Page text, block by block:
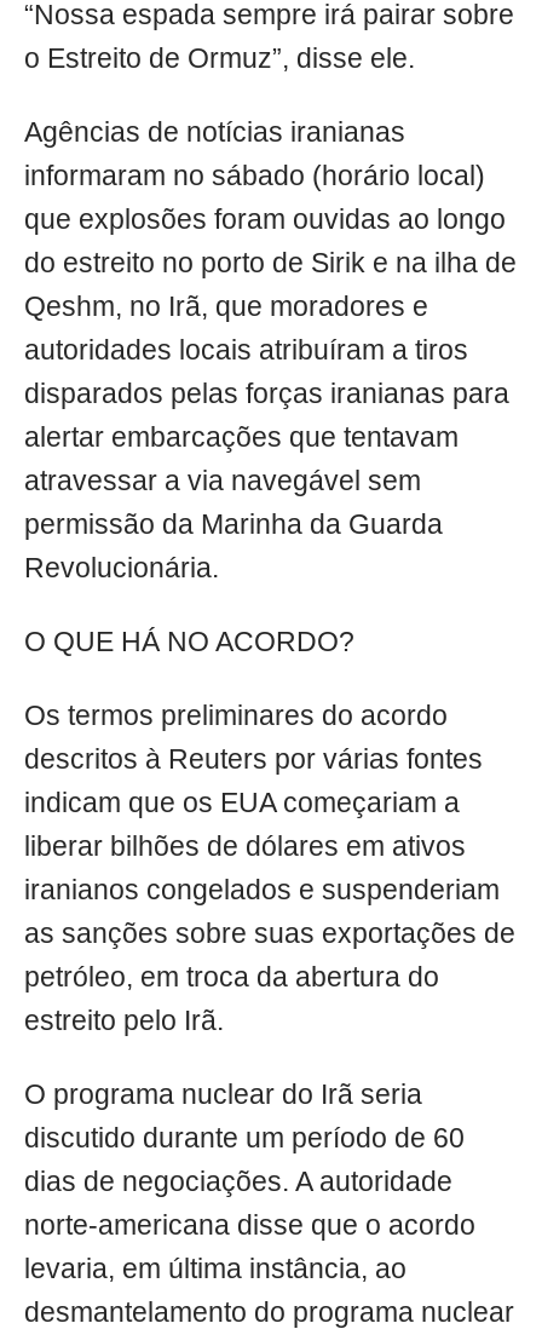
“Nossa espada sempre irá pairar sobre
o Estreito de Ormuz”, disse ele.
Agências de notícias iranianas
informaram no sábado (horário local)
que explosões foram ouvidas ao longo
do estreito no porto de Sirik e na ilha de
Qeshm, no Irã, que moradores e
autoridades locais atribuíram a tiros
disparados pelas forças iranianas para
alertar embarcações que tentavam
atravessar a via navegável sem
permissão da Marinha da Guarda
Revolucionária.
O QUE HÁ NO ACORDO?
Os termos preliminares do acordo
descritos à Reuters por várias fontes
indicam que os EUA começariam a
liberar bilhões de dólares em ativos
iranianos congelados e suspenderiam
as sanções sobre suas exportações de
petróleo, em troca da abertura do
estreito pelo Irã.
O programa nuclear do Irã seria
discutido durante um período de 60
dias de negociações. A autoridade
norte-americana disse que o acordo
levaria, em última instância, ao
desmantelamento do programa nuclear